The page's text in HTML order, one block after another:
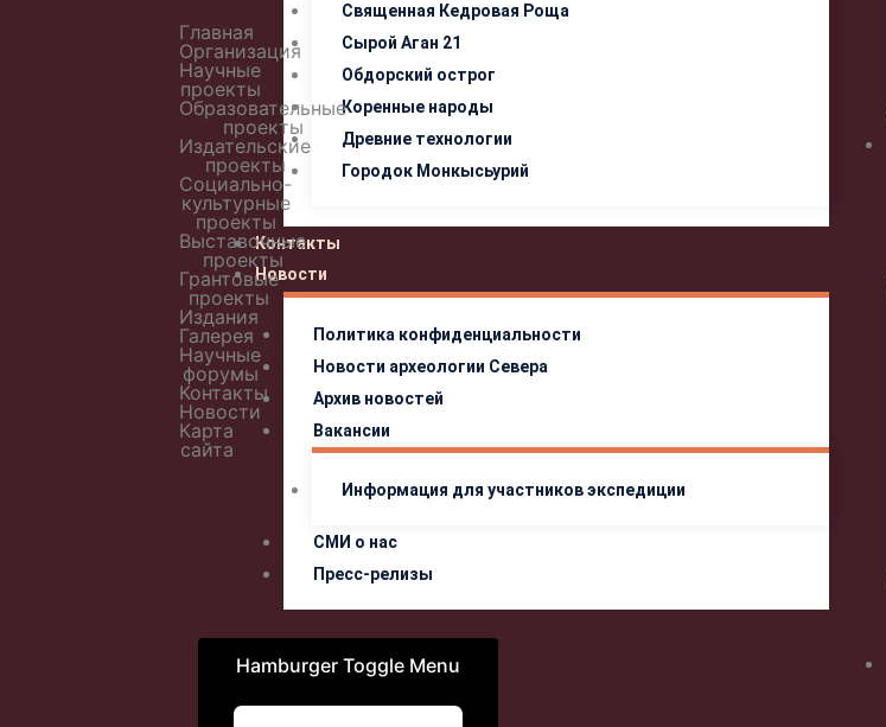
Главная
Организация
Научные
проекты
Образовательные
проекты
Издательские
проекты
Социально-
культурные
проекты
Выставочные
проекты
Грантовые
проекты
Издания
Галерея
Научные
форумы
Контакты
Новости
Карта
сайта
Священная Кедровая Роща
Сырой Аган 21
Обдорский острог
Коренные народы
Древние технологии
Городок Монкысьурий
Контакты
Новости
Политика конфиденциальности
Новости археологии Севера
Архив новостей
Вакансии
Информация для участников экспедиции
СМИ о нас
Пресс-релизы
Hamburger Toggle Menu